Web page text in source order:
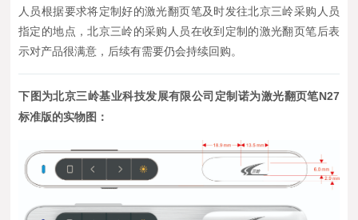
人员根据要求将定制好的激光翻页笔及时发往北京三岭采购人员
指定的地点，北京三岭的采购人员在收到定制的激光翻页笔后表
示对产品很满意，后续有需要仍会持续回购。
下图为北京三岭基业科技发展有限公司定制诺为激光翻页笔N27
标准版的实物图：